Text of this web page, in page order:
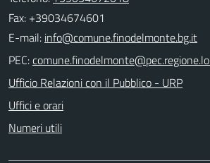
Fax: +39034674601
E-mail:
PEC:
Ufficio Relazioni con il Pubblico - URP
Uffici e orari
Numeri utili